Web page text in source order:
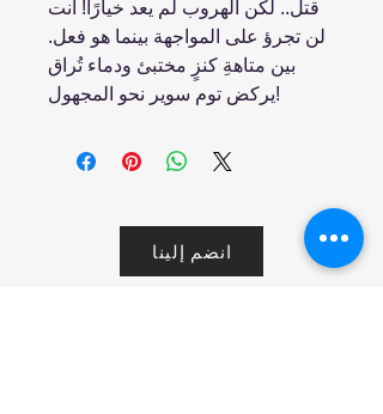
قتل.. لكن الهروب لم يعد خيارًا! أنت
لن تجرؤ على المواجهة بينما هو فعل.
بين متاهةِ كنزٍ مختبئ ودماء تُراق
يركض توم سوير نحو المجهول!
انضم إلينا